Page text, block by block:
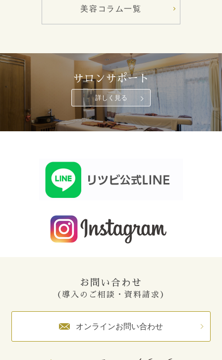
美容コラム一覧
サロンサポート
詳しく見る
お問い合わせ
（導入のご相談・資料請求）
オンラインお問い合わせ